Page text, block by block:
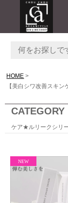
HOME
【美白シワ改善スキ
CATEGORY
ケア★ルリークシリ